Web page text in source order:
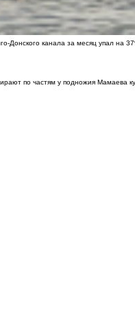
Донского канала за месяц упал на
по частям у подножия Мамаева